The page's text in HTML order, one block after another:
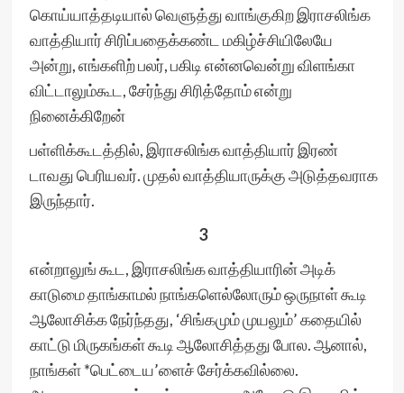
கொய்யாத்தடியால் வெளுத்து வாங்குகிற இராசலிங்க
வாத்தியார் சிரிப்பதைக்கண்ட மகிழ்ச்சியிலேயே
அன்று, எங்களிற் பலர், பகிடி என்னவென்று விளங்கா
விட்டாலும்கூட, சேர்ந்து சிரித்தோம் என்று
நினைக்கிறேன்
பள்ளிக்கூடத்தில், இராசலிங்க வாத்தியார் இரண்
டாவது பெரியவர். முதல் வாத்தியாருக்கு அடுத்தவராக
இருந்தார்.
3
என்றாலுங் கூட, இராசலிங்க வாத்தியாரின் அடிக்
காடுமை தாங்காமல் நாங்களெல்லோரும் ஒருநாள் கூடி
ஆலோசிக்க நேர்ந்தது, ‘சிங்கமும் முயலும்’ கதையில்
காட்டு மிருகங்கள் கூடி ஆலோசித்தது போல. ஆனால்,
நாங்கள் *பெட்டைய’ளைச் சேர்க்கவில்லை.